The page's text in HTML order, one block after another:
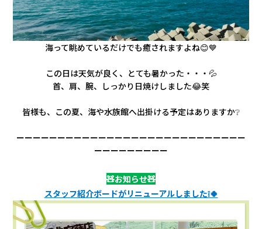
海って眺めているだけでも癒されますよね😊💙
この日は天気が良く、とても暑かった・・・💦
首、肩、腕、しっかり日焼けしました😂笑
皆様も、この夏、海や水族館へ出掛ける予定はありますか❔
ーーーーーーーーーーーーーーーーーーーーーーーーーーーー
ーーーーーーーーー
🧸お知らせ🧸
スタッフ紹介ボードがリニューアルしました❕🍀